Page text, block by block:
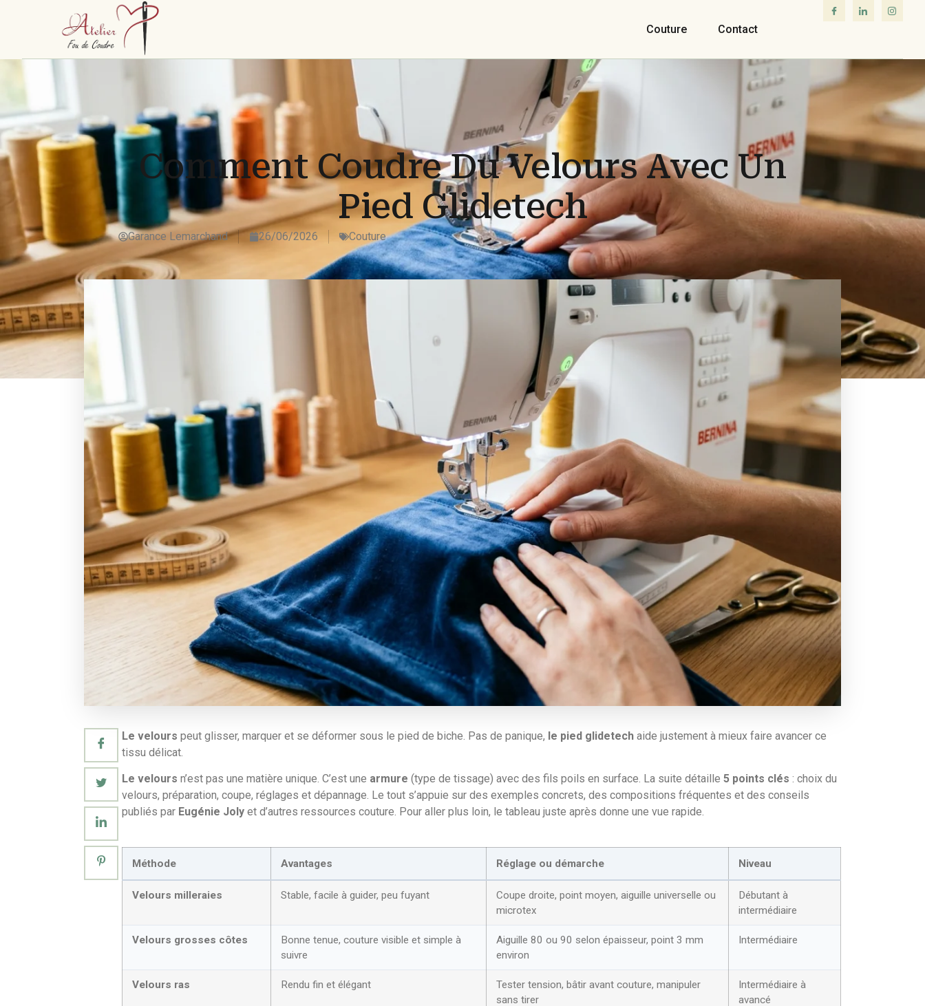
Couture Contact
Comment Coudre Du Velours Avec Un
Pied Glidetech
Garance Lemarchand 26/06/2026 Couture
Le velours peut glisser, marquer et se déformer sous le pied de biche. Pas de panique, le pied glidetech aide justement à mieux faire avancer ce
tissu délicat.
Le velours n’est pas une matière unique. C’est une armure (type de tissage) avec des fils poils en surface. La suite détaille 5 points clés : choix du
velours, préparation, coupe, réglages et dépannage. Le tout s’appuie sur des exemples concrets, des compositions fréquentes et des conseils
publiés par Eugénie Joly et d’autres ressources couture. Pour aller plus loin, le tableau juste après donne une vue rapide.
Méthode Avantages Réglage ou démarche Niveau
Velours milleraies Stable, facile à guider, peu fuyant
Coupe droite, point moyen, aiguille universelle ou
microtex
Débutant à
intermédiaire
Velours grosses côtes
Bonne tenue, couture visible et simple à
suivre
Aiguille 80 ou 90 selon épaisseur, point 3 mm
environ
Intermédiaire
Velours ras Rendu fin et élégant
Tester tension, bâtir avant couture, manipuler
sans tirer
Intermédiaire à
avancé